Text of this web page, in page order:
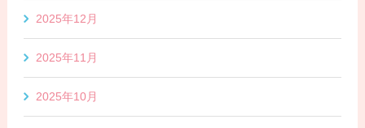
2025年12月
2025年11月
2025年10月